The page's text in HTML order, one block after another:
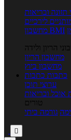
תזונה ובריאות
לירכיים
מחשבון BMI
הריון ולידה
מחשבון הריון
מחשבון ביוץ
כתבות כתבות
ערוצי תוכן
אוכל ובריאות
טורים
גורמה ביתי
